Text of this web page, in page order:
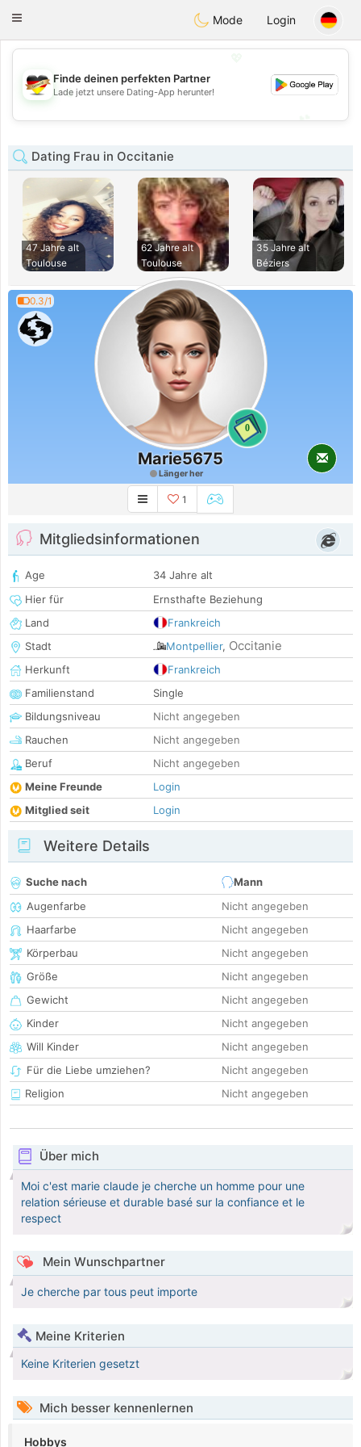
DeutschDating
Toggle
Mode Login
💖
💕
Finde deinen perfekten Partner
Lade jetzt unsere Dating-App herunter!
Dating Frau in Occitanie
47 Jahre alt
Toulouse
62 Jahre alt
Toulouse
35 Jahre alt
Béziers
0.3/1
0
Marie5675
Länger her
1
Mitgliedsinformationen
Age
34 Jahre alt
Hier für
Ernsthafte Beziehung
Land
Frankreich
Stadt
Montpellier, Occitanie
Herkunft
Frankreich
Familienstand
Single
Bildungsniveau
Nicht angegeben
Rauchen
Nicht angegeben
Beruf
Nicht angegeben
Meine Freunde
Login
Mitglied seit
Login
Weitere Details
Suche nach
Mann
Augenfarbe
Nicht angegeben
Haarfarbe
Nicht angegeben
Körperbau
Nicht angegeben
Größe
Nicht angegeben
Gewicht
Nicht angegeben
Kinder
Nicht angegeben
Will Kinder
Nicht angegeben
Für die Liebe umziehen?
Nicht angegeben
Religion
Nicht angegeben
Über mich
Moi c'est marie claude je cherche un homme pour une
relation sérieuse et durable basé sur la confiance et le
respect
Mein Wunschpartner
Je cherche par tous peut importe
Meine Kriterien
Keine Kriterien gesetzt
Mich besser kennenlernen
Hobbys